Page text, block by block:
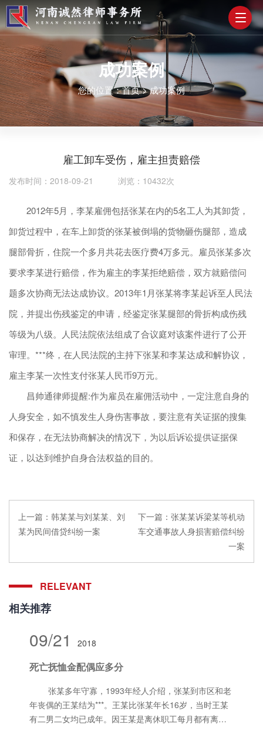
成功案例
您的位置：首页>成功案例
雇工卸车受伤，雇主担责赔偿
发布时间：2018-09-21 浏览：10432次
2012年5月，李某雇佣包括张某在内的5名工人为其卸货，
卸货过程中，在车上卸货的张某被倒塌的货物砸伤腿部，造成
腿部骨折，住院一个多月共花去医疗费4万多元。雇员张某多次
要求李某进行赔偿，作为雇主的李某拒绝赔偿，双方就赔偿问
题多次协商无法达成协议。2013年1月张某将李某起诉至人民法
院，并提出伤残鉴定的申请，经鉴定张某腿部的骨折构成伤残
等级为八级。人民法院依法组成了合议庭对该案件进行了公开
审理。***终，在人民法院的主持下张某和李某达成和解协议，
雇主李某一次性支付张某人民币9万元。
昌帅通律师提醒:作为雇员在雇佣活动中，一定注意自身的
人身安全，如不慎发生人身伤害事故，要注意有关证据的搜集
和保存，在无法协商解决的情况下，为以后诉讼提供证据保
证，以达到维护自身合法权益的目的。
上一篇： 韩某某与刘某某、刘
某为民间借贷纠纷一案
下一篇： 张某某诉梁某等机动
车交通事故人身损害赔偿纠纷
一案
RELEVANT
相关推荐
09/21 2018
死亡抚恤金配偶应多分
年丧偶的王某结为***。王某比张某年长16岁，当时王某
有二男二女均已成年。因王某是离休职工每月都有离休